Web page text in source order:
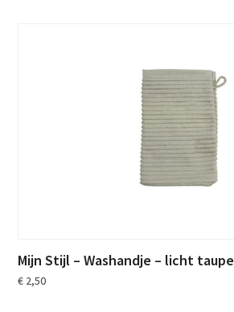
Mijn Stijl – Washandje – licht taupe
€ 2,50